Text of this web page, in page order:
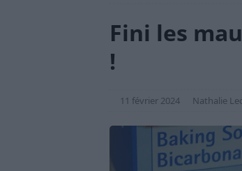
Fini les
!
11 février 2024 Nathalie